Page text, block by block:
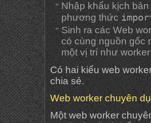
Nhập khẩu kịch
phương thức
Sinh ra các Web
có cùng nguồn gốc
một vị trí như
Có hai kiểu web
chia sẻ.
Web worker chuyên
Một web worker